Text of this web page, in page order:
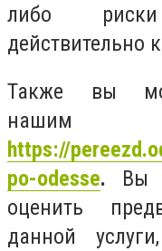
либо
действительно
Также вы
https://
po-odesse. Вы
оценить
данной